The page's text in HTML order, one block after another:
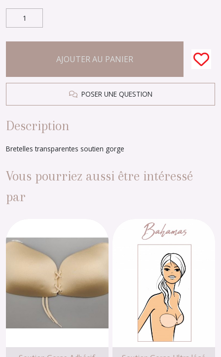
AJOUTER AU PANIER
POSER UNE QUESTION
Description
Bretelles transparentes soutien gorge
Vous pourriez aussi être intéressé
par